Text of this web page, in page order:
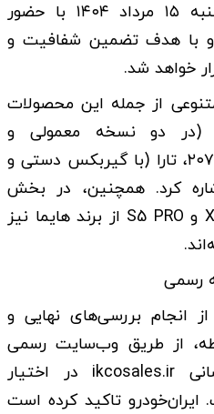
ساعت ۱۰ صبح روز چهارشنبه ۱۵ مرداد ۱۴۰۴ با حضور
و با هدف تضمین شفافیت و
خواهد شد.
از جمله این محصولات
(در دو نسخه معمولی و
دوگانه‌سوز)، دنا پلاس، پژو ۲۰۷، تارا (با گیربکس دستی و
کرد. همچنین، در بخش
محصولات SUV، مدل‌های X7 و S5 PRO از برند هایما نیز
رسمی
انجام بررسی‌های نهایی و
از طریق وب‌سایت رسمی
فروش ایران‌خودرو به نشانی ikcosales.ir در اختیار
ایران‌خودرو تاکید کرده است